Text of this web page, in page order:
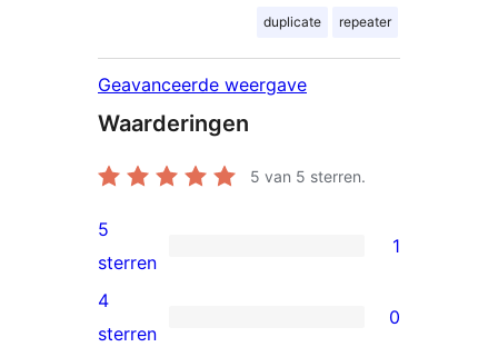
duplicate repeater
Geavanceerde weergave
Waarderingen
5 van 5 sterren.
1
5
ster
5
sterren
1
0
4
sterren
0